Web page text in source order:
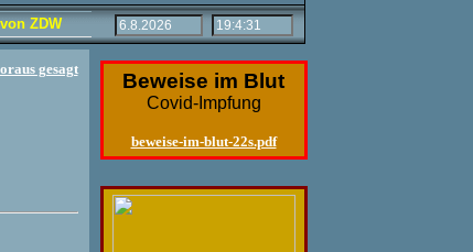
ZDW
gesagt
Beweise im Blut
Covid-Impfung
beweise-im-blut-22s.pdf